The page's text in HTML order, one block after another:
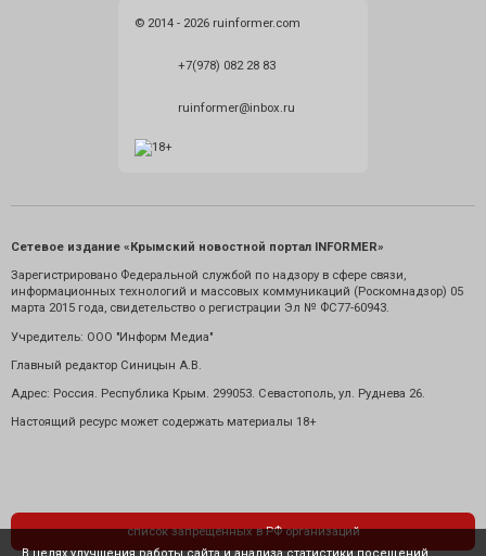
© 2014 - 2026 ruinformer.com
+7(978) 082 28 83
ruinformer@inbox.ru
Сетевое издание «Крымский новостной портал INFORMER»
Зарегистрировано Федеральной службой по надзору в сфере связи,
информационных технологий и массовых коммуникаций (Роскомнадзор) 05
марта 2015 года, свидетельство о регистрации Эл № ФС77-60943.
Учредитель: ООО "Информ Медиа"
Главный редактор Синицын А.В.
Адрес: Россия. Республика Крым. 299053. Севастополь, ул. Руднева 26.
Настоящий ресурс может содержать материалы 18+
список запрещенных в РФ организаций
В целях улучшения работы сайта и анализа статистики посещений,